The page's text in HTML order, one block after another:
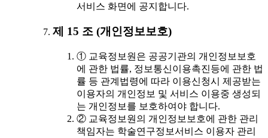
서비스 화면에 공지합니다.
제 15 조 (개인정보보호)
① 교육정보원은 공공기관의 개인정보보호
에 관한 법률, 정보통신이용촉진등에 관한 법
률 등 관계법령에 따라 이용신청시 제공받는
이용자의 개인정보 및 서비스 이용중 생성되
는 개인정보를 보호하여야 합니다.
② 교육정보원의 개인정보보호에 관한 관리
책임자는 학술연구정보서비스 이용자 관리